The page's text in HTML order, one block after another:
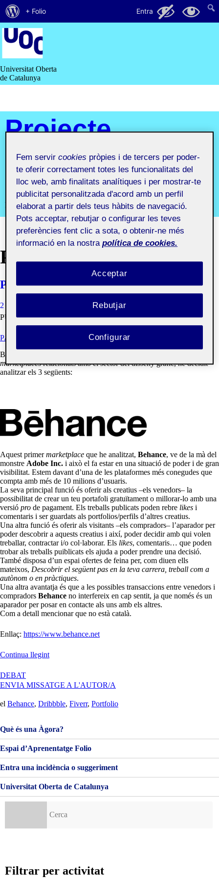
Saltar
contingut
Universitat Oberta
de Catalunya
Projecte
IV.
Portfolio
Projecte IV. Portfolio
PORTFOLIO
PAC 1 – El Mercat del Disseny
2 MARÇ, 2021 ALBERTO LOPEZ GONZALEZ
PÚBLIC
PAC 1 - EL MERCAT DEL DISSENY
Bon dia a tothom, després d’endinsar-me al món dels diferents
marketplacesrelacionats amb el sector del disseny gràfic, he decidit
analitzar els 3 següents:
Aquest primermarketplace que he analitzat, Behance, ve de la mà del
monstre Adobe Inc. i això el fa estar en una situació de poder i de gran
visibilitat. Estem davant d’una de les plataformes més conegudes que
compta amb més de 10 milions d’usuaris.
La seva principal funció és oferir als creatius –els venedors– la
possibilitat de crear un teu portafoli gratuïtament o millorar-lo amb una
versió pro de pagament. Els treballs publicats poden rebre likes i
comentaris i ser guardats als portfolios/perfils d’altres creatius.
Una altra funció és oferir als visitants –els compradors– l’aparador per
poder descobrir a aquests creatius i així, poder decidir amb qui volen
treballar, contractar i/o col·laborar. Els likes, comentaris… que poden
trobar als treballs puiblicats els ajuda a poder prendre una decisió.
També disposa d’un espai ofertes de feina per, com diuen ells
mateixos, Descobrir el següent pas en la teva carrera, treball com a
autònom o en pràctiques.
Una altra avantatja és que a les possibles transaccions entre venedors i
compradors Behance no interfereix en cap sentit, ja que només és un
aparador per posar en contacte als uns amb els altres.
Com a detall mencionar que no està català.
Enllaç: https://www.behance.net
Continua llegint«PAC
El
Mercat
Disseny»
DEBATA
PAC
–
EL
DEL
ENVIA MISSATGE A L'AUTOR/A
el Behance, Dribbble, Fiverr, Portfolio
Què és una Àgora?
Espai d’Aprenentatge Folio
Entra una incidència o suggeriment
Universitat Oberta de Catalunya
Filtrar per activitat
Quant
al
WordPress
+ Folio Entra 47 23
Fem servircookies pròpies i de tercers per poder-
te oferir correctament totes les funcionalitats del
lloc web, amb finalitats analítiques i per mostrar-te
publicitat personalitzada d'acord amb un perfil
elaborat a partir dels teus hàbits de navegació.
Pots acceptar, rebutjar o configurar les teves
preferències fent clic a sota, o obtenir-ne més
informació en la nostra política de cookies.
Rebutjar
Acceptar
Configurar